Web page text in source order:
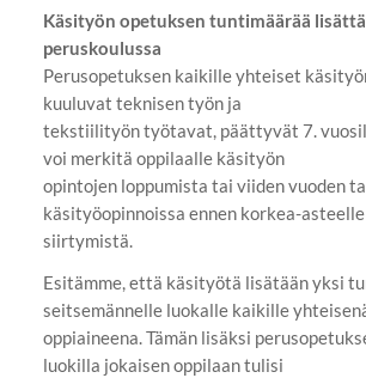
Käsityön opetuksen tuntimäärää
peruskoulussa
Perusopetuksen kaikille yhteiset
kuuluvat teknisen työn ja
tekstiilityön työtavat, päättyvät 7.
voi merkitä oppilaalle käsityön
opintojen loppumista tai viiden vuoden
käsityöopinnoissa ennen korkea-asteelle
siirtymistä.
Esitämme, että käsityötä lisätään yksi
seitsemännelle luokalle kaikille
oppiaineena. Tämän lisäksi
luokilla jokaisen oppilaan tulisi